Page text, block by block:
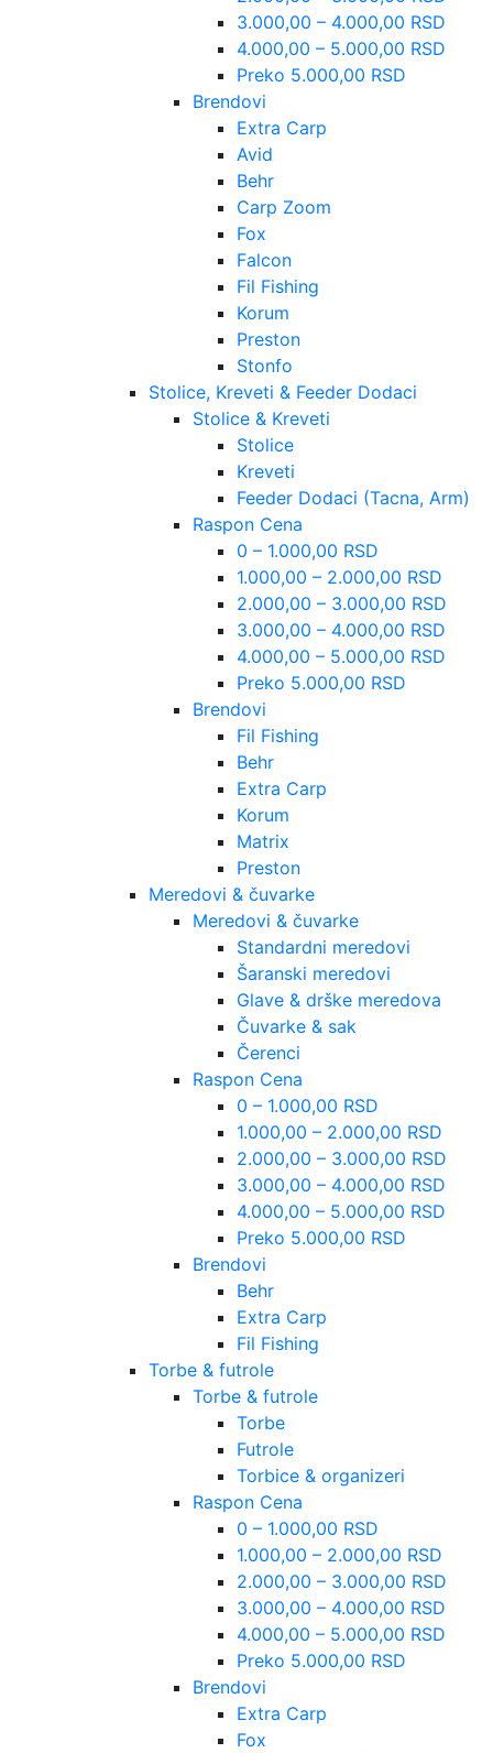
3.000,00 – 4.000,00 RSD
4.000,00 – 5.000,00 RSD
Preko 5.000,00 RSD
Brendovi
Extra Carp
Avid
Behr
Carp Zoom
Fox
Falcon
Fil Fishing
Korum
Preston
Stonfo
Stolice, Kreveti & Feeder Dodaci
Stolice & Kreveti
Stolice
Kreveti
Feeder Dodaci (Tacna, Arm)
Raspon Cena
0 – 1.000,00 RSD
1.000,00 – 2.000,00 RSD
2.000,00 – 3.000,00 RSD
3.000,00 – 4.000,00 RSD
4.000,00 – 5.000,00 RSD
Preko 5.000,00 RSD
Brendovi
Fil Fishing
Behr
Extra Carp
Korum
Matrix
Preston
Meredovi & čuvarke
Meredovi & čuvarke
Standardni meredovi
Šaranski meredovi
Glave & drške meredova
Čuvarke & sak
Čerenci
Raspon Cena
0 – 1.000,00 RSD
1.000,00 – 2.000,00 RSD
2.000,00 – 3.000,00 RSD
3.000,00 – 4.000,00 RSD
4.000,00 – 5.000,00 RSD
Preko 5.000,00 RSD
Brendovi
Behr
Extra Carp
Fil Fishing
Torbe & futrole
Torbe & futrole
Torbe
Futrole
Torbice & organizeri
Raspon Cena
0 – 1.000,00 RSD
1.000,00 – 2.000,00 RSD
2.000,00 – 3.000,00 RSD
3.000,00 – 4.000,00 RSD
4.000,00 – 5.000,00 RSD
Preko 5.000,00 RSD
Brendovi
Extra Carp
Fox